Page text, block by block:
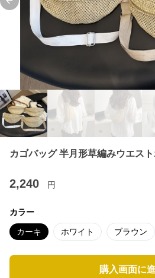
Previous slide
カゴバッグ 半月形草編みウエス
2,240 円
カラー
カーキ ホワイト ブラウン
購入画面に